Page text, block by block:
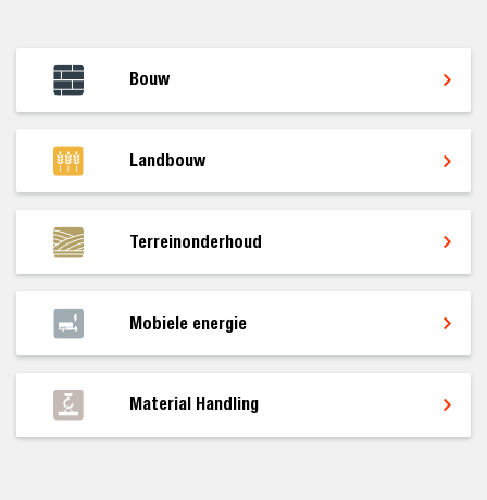
Bouw
Landbouw
Terreinonderhoud
Mobiele energie
Material Handling